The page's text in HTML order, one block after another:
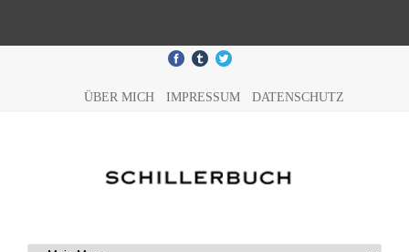
ÜBER MICH IMPRESSUM DATENSCHUTZ